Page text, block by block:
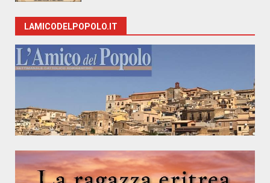
LAMICODELPOPOLO.IT